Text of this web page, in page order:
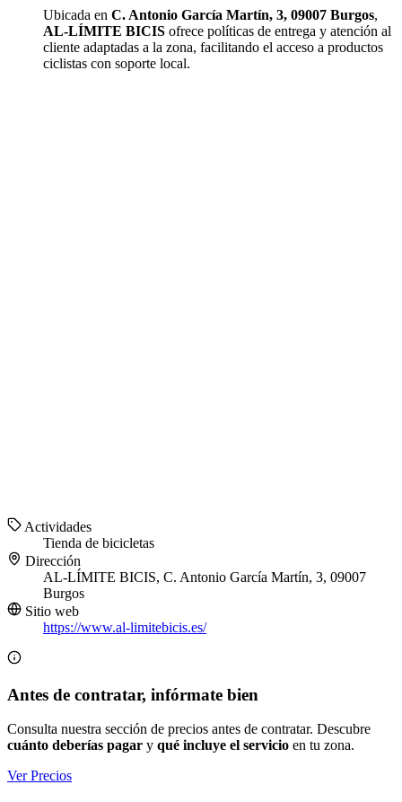
Ubicada en C. Antonio García Martín, 3, 09007 Burgos,
AL-LÍMITE BICIS ofrece políticas de entrega y atención al
cliente adaptadas a la zona, facilitando el acceso a productos
ciclistas con soporte local.
Actividades
Tienda de bicicletas
Dirección
AL-LÍMITE BICIS, C. Antonio García Martín, 3, 09007
Burgos
Sitio web
https://www.al-limitebicis.es/
Antes de contratar, infórmate bien
Consulta nuestra sección de precios antes de contratar. Descubre
cuánto deberías pagar y qué incluye el servicio en tu zona.
Ver Precios